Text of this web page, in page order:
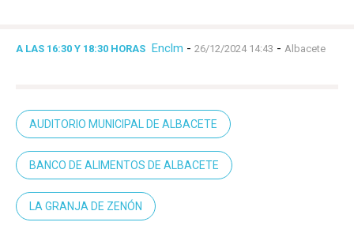
A LAS 16:30 Y 18:30 HORAS Enclm - 26/12/2024 14:43 - Albacete
AUDITORIO MUNICIPAL DE ALBACETE
BANCO DE ALIMENTOS DE ALBACETE
LA GRANJA DE ZENÓN